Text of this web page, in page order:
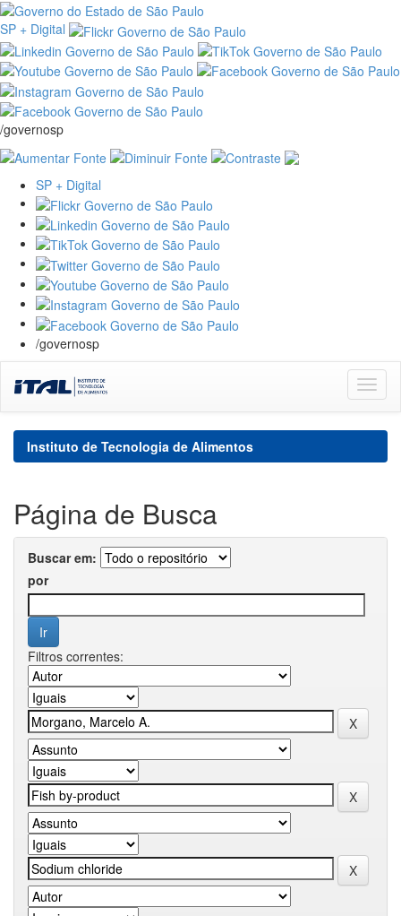
SP + Digital
/governosp
SP + Digital
/governosp
navigation
Instituto de Tecnologia de Alimentos
Página de Busca
Buscar em:
por
Filtros correntes: